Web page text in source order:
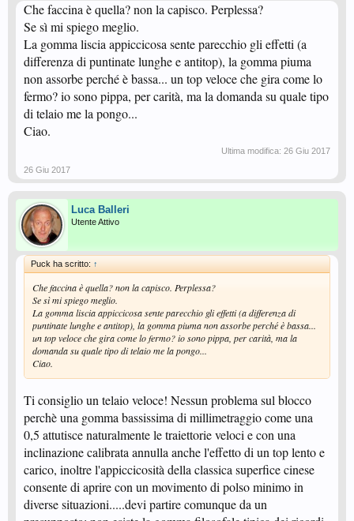
Che faccina è quella? non la capisco. Perplessa?
Se sì mi spiego meglio.
La gomma liscia appiccicosa sente parecchio gli effetti (a
differenza di puntinate lunghe e antitop), la gomma piuma
non assorbe perché è bassa... un top veloce che gira come lo
fermo? io sono pippa, per carità, ma la domanda su quale tipo
di telaio me la pongo...
Ciao.
Ultima modifica: 26 Giu 2017
26 Giu 2017
Luca Balleri
Utente Attivo
Puck ha scritto: ↑
Che faccina è quella? non la capisco. Perplessa?
Se sì mi spiego meglio.
La gomma liscia appiccicosa sente parecchio gli effetti (a differenza di
puntinate lunghe e antitop), la gomma piuma non assorbe perché è bassa...
un top veloce che gira come lo fermo? io sono pippa, per carità, ma la
domanda su quale tipo di telaio me la pongo...
Ciao.
Ti consiglio un telaio veloce! Nessun problema sul blocco
perchè una gomma bassissima di millimetraggio come una
0,5 attutisce naturalmente le traiettorie veloci e con una
inclinazione calibrata annulla anche l'effetto di un top lento e
carico, inoltre l'appiccicosità della classica superfice cinese
consente di aprire con un movimento di polso minimo in
diverse situazioni.....devi partire comunque da un